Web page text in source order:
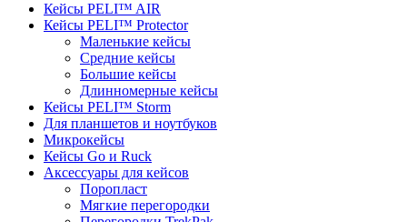
Кейсы PELI™ AIR
Кейсы PELI™ Protector
Маленькие кейсы
Средние кейсы
Большие кейсы
Длинномерные кейсы
Кейсы PELI™ Storm
Для планшетов и ноутбуков
Микрокейсы
Кейсы Go и Ruck
Аксессуары для кейсов
Поропласт
Мягкие перегородки